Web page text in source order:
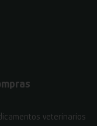
veterinarios